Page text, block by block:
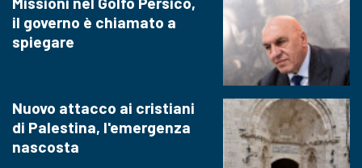
il governo è chiamato a
spiegare
Nuovo attacco ai cristiani
di Palestina, l'emergenza
nascosta